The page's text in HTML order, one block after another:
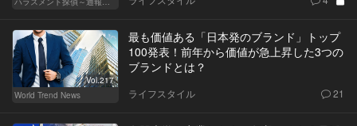
Vol.217
World Trend News
最も価値ある「日本発のブランド」トップ
100発表！前年から価値が急上昇した3つの
ブランドとは？
ライフスタイル 21